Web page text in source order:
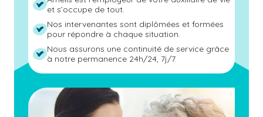
et s’occupe de tout.
Nos intervenantes sont diplômées et formées
pour répondre à chaque situation.
Nous assurons une continuité de service grâce
à notre permanence 24h/24, 7j/7.